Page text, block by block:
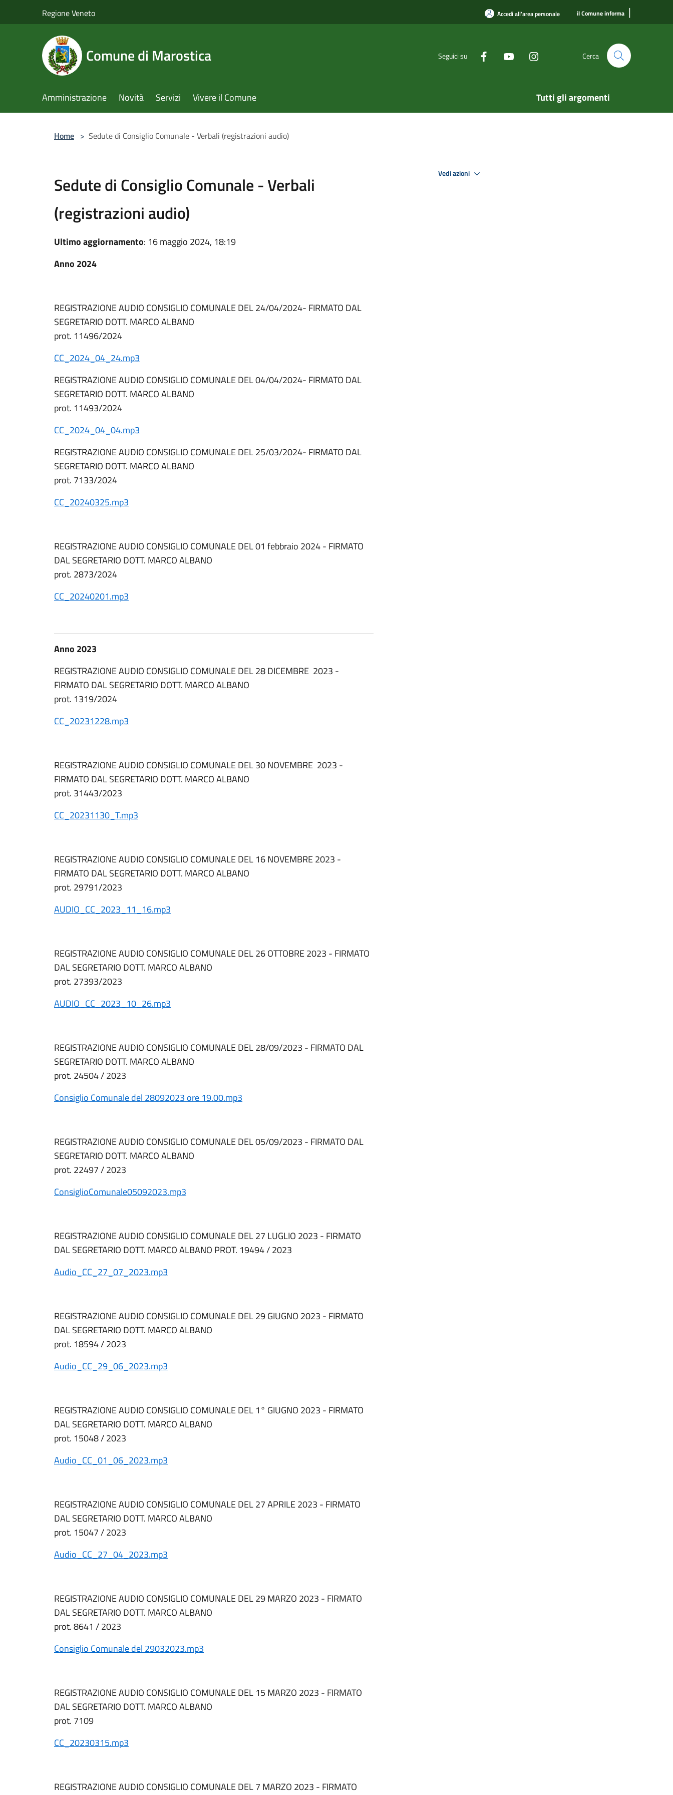
Regione Veneto Accedi all'area personale il Comune informa |
Comune di Marostica Seguici su Cerca
Amministrazione Novità Servizi Vivere il Comune Tutti gli argomenti
Home > Sedute di Consiglio Comunale - Verbali (registrazioni audio)
Sedute di Consiglio Comunale - Verbali
(registrazioni audio)
Ultimo aggiornamento: 16 maggio 2024, 18:19
Anno 2024
REGISTRAZIONE AUDIO CONSIGLIO COMUNALE DEL 24/04/2024- FIRMATO DAL
SEGRETARIO DOTT. MARCO ALBANO
prot. 11496/2024
CC_2024_04_24.mp3
REGISTRAZIONE AUDIO CONSIGLIO COMUNALE DEL 04/04/2024- FIRMATO DAL
SEGRETARIO DOTT. MARCO ALBANO
prot. 11493/2024
CC_2024_04_04.mp3
REGISTRAZIONE AUDIO CONSIGLIO COMUNALE DEL 25/03/2024- FIRMATO DAL
SEGRETARIO DOTT. MARCO ALBANO
prot. 7133/2024
CC_20240325.mp3
REGISTRAZIONE AUDIO CONSIGLIO COMUNALE DEL 01 febbraio 2024 - FIRMATO
DAL SEGRETARIO DOTT. MARCO ALBANO
prot. 2873/2024
CC_20240201.mp3
Anno 2023
REGISTRAZIONE AUDIO CONSIGLIO COMUNALE DEL 28 DICEMBRE 2023 -
FIRMATO DAL SEGRETARIO DOTT. MARCO ALBANO
prot. 1319/2024
CC_20231228.mp3
REGISTRAZIONE AUDIO CONSIGLIO COMUNALE DEL 30 NOVEMBRE 2023 -
FIRMATO DAL SEGRETARIO DOTT. MARCO ALBANO
prot. 31443/2023
CC_20231130_T.mp3
REGISTRAZIONE AUDIO CONSIGLIO COMUNALE DEL 16 NOVEMBRE 2023 -
FIRMATO DAL SEGRETARIO DOTT. MARCO ALBANO
prot. 29791/2023
AUDIO_CC_2023_11_16.mp3
REGISTRAZIONE AUDIO CONSIGLIO COMUNALE DEL 26 OTTOBRE 2023 - FIRMATO
DAL SEGRETARIO DOTT. MARCO ALBANO
prot. 27393/2023
AUDIO_CC_2023_10_26.mp3
REGISTRAZIONE AUDIO CONSIGLIO COMUNALE DEL 28/09/2023 - FIRMATO DAL
SEGRETARIO DOTT. MARCO ALBANO
prot. 24504 / 2023
Consiglio Comunale del 28092023 ore 19.00.mp3
REGISTRAZIONE AUDIO CONSIGLIO COMUNALE DEL 05/09/2023 - FIRMATO DAL
SEGRETARIO DOTT. MARCO ALBANO
prot. 22497 / 2023
ConsiglioComunale05092023.mp3
REGISTRAZIONE AUDIO CONSIGLIO COMUNALE DEL 27 LUGLIO 2023 - FIRMATO
DAL SEGRETARIO DOTT. MARCO ALBANO PROT. 19494 / 2023
Audio_CC_27_07_2023.mp3
REGISTRAZIONE AUDIO CONSIGLIO COMUNALE DEL 29 GIUGNO 2023 - FIRMATO
DAL SEGRETARIO DOTT. MARCO ALBANO
prot. 18594 / 2023
Audio_CC_29_06_2023.mp3
REGISTRAZIONE AUDIO CONSIGLIO COMUNALE DEL 1° GIUGNO 2023 - FIRMATO
DAL SEGRETARIO DOTT. MARCO ALBANO
prot. 15048 / 2023
Audio_CC_01_06_2023.mp3
REGISTRAZIONE AUDIO CONSIGLIO COMUNALE DEL 27 APRILE 2023 - FIRMATO
DAL SEGRETARIO DOTT. MARCO ALBANO
prot. 15047 / 2023
Audio_CC_27_04_2023.mp3
REGISTRAZIONE AUDIO CONSIGLIO COMUNALE DEL 29 MARZO 2023 - FIRMATO
DAL SEGRETARIO DOTT. MARCO ALBANO
prot. 8641 / 2023
Consiglio Comunale del 29032023.mp3
REGISTRAZIONE AUDIO CONSIGLIO COMUNALE DEL 15 MARZO 2023 - FIRMATO
DAL SEGRETARIO DOTT. MARCO ALBANO
prot. 7109
CC_20230315.mp3
REGISTRAZIONE AUDIO CONSIGLIO COMUNALE DEL 7 MARZO 2023 - FIRMATO
Vedi azioni